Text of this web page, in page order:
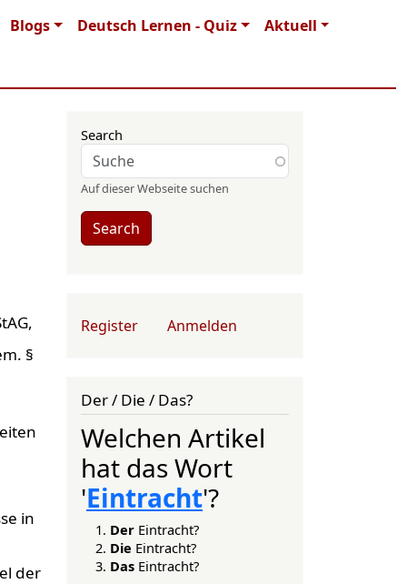
Blogs Deutsch Lernen - Quiz Aktuell
§
in
der
Search
Auf dieser Webseite suchen
Search
User account menu
Register Anmelden
Der / Die / Das?
Welchen Artikel
hat das Wort
'Eintracht'?
Der Eintracht?
Die Eintracht?
Das Eintracht?